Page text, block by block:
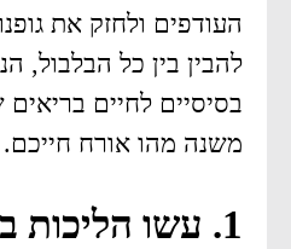
העודפים ולחזק את
להבין בין כל הבלבול,
בסיסיים לחיים
משנה מהו אורח חייכם.
1. עשו הליכות בוקר